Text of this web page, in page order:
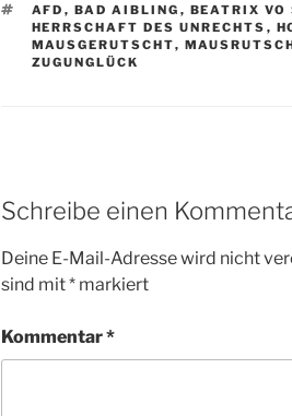
SCHLAGWÖRTER
AFD , BAD AIBLING , BEATRIX VO
HERRSCHAFT DES UNRECHTS ,
MAUSGERUTSCHT,
ZUGUNGLÜCK
Schreibe einen
Deine E-Mail-Adresse wird nicht
sind mit* markiert
Kommentar*